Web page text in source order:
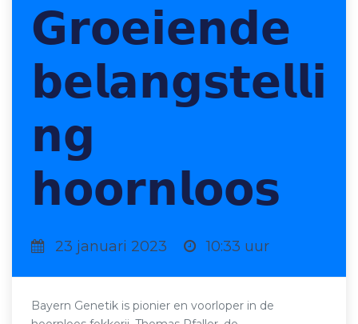
𝗚𝗿𝗼𝗲𝗶𝗲𝗻𝗱𝗲
𝗯𝗲𝗹𝗮𝗻𝗴𝘀𝘁𝗲𝗹𝗹𝗶
𝗻𝗴
𝗵𝗼𝗼𝗿𝗻𝗹𝗼𝗼𝘀
23 januari 2023 10:33 uur
Bayern Genetik is pionier en voorloper in de